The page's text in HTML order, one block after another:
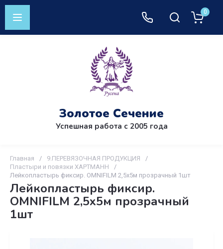
Золотое Сечение
Успешная работа с 2005 года
0
Главная / 9.ПЕРЕВЯЗОЧНАЯ ПРОДУКЦИЯ
/
Пластыри и повязки ХАРТМАНН
/
Лейкопластырь фиксир. OMNIFILM 2,5х5м прозрачный 1шт
Лейкопластырь фиксир.
OMNIFILM 2,5х5м прозрачный
1шт